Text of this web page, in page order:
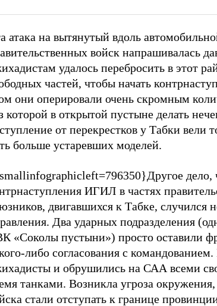
атака на вытянутый вдоль
войск напрашивалась
удалось перебросить в этот
частей, чтобы начать
они оперировали очень скромным
которой в открытой пустыне делать
от перекрестков у Табки вели
больше устаревших моделей.
дело,
ИГИЛ в частях
двигавшихся к Табке, случился
Два ударных подразделения
«Соколы пустыни») просто оставили
либо согласования с командованием.
и обрушились на САА всеми
танками. Возникла угроза
стали отступать к границе